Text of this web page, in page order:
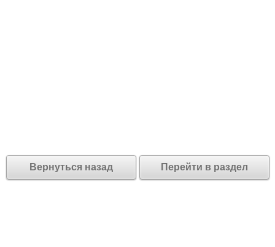
Вернуться назад Перейти в раздел